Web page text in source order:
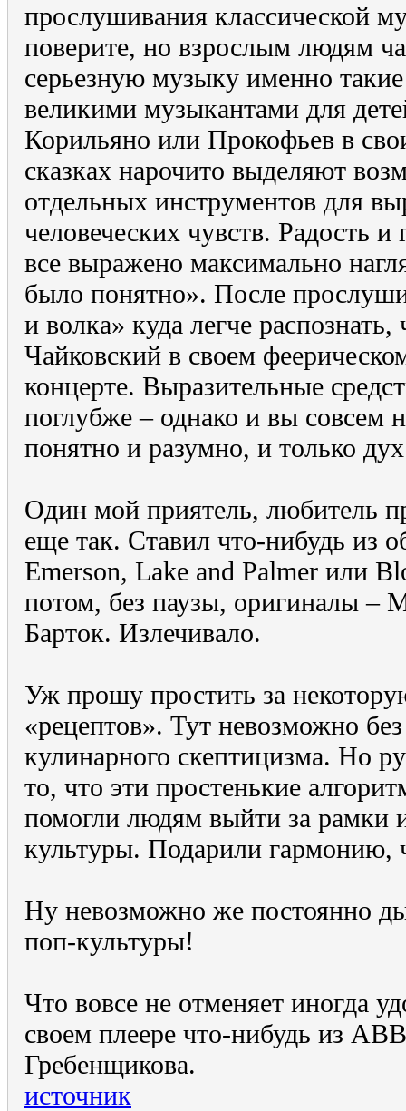
прослушивания классической
поверите, но взрослым людям
серьезную музыку именно
великими музыкантами для
Корильяно или Прокофьев в
сказках нарочито выделяют
отдельных инструментов для
человеческих чувств. Радость
все выражено максимально
было понятно». После
и волка» куда легче
Чайковский в своем
концерте. Выразительные
поглубже – однако и вы совсем
понятно и разумно, и только
Один мой приятель, любитель
еще так. Ставил что-нибудь из
Emerson, Lake and Palmer или
потом, без паузы, оригиналы –
Барток. Излечивало.
Уж прошу простить за
«рецептов». Тут невозможно
кулинарного скептицизма. Но
то, что эти простенькие
помогли людям выйти за рамки
культуры. Подарили гармонию,
Ну невозможно же постоянно
поп-культуры!
Что вовсе не отменяет иногда
своем плеере что-нибудь из
Гребенщикова.
источник